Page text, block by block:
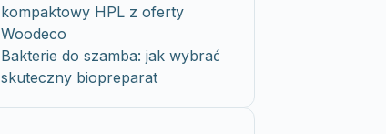
kompaktowy HPL z oferty
Woodeco
Bakterie do szamba: jak wybrać
skuteczny biopreparat